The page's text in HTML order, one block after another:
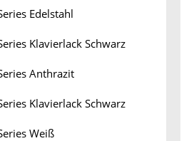
Edelstahl
Klavierlack Schwarz
Anthrazit
Klavierlack Schwarz
Weiß